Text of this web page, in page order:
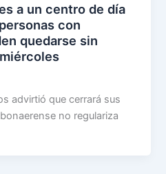
a un centro de día
con
quedarse sin
advirtió que cerrará sus
no regulariza